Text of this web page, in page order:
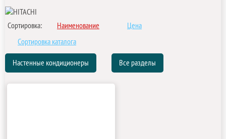
Сортировка: Наименование
Цена
Сортировка каталога
Настенные кондиционеры Все разделы